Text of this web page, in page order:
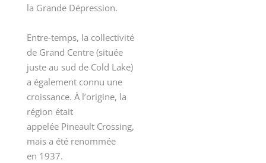
la Grande Dépression.
Entre-temps, la collectivité
de Grand Centre (située
juste au sud de Cold Lake)
a également connu une
croissance. À l’origine, la
région était
appelée Pineault Crossing,
mais a été renommée
en 1937.